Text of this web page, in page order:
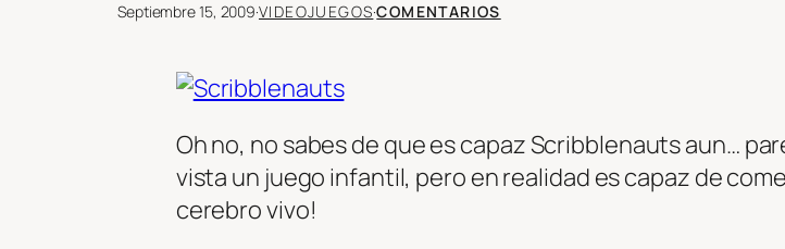
Septiembre 15, 2009·VIDEOJUEGOS·COMENTARIOS
Oh no, no sabes de que es capaz Scribblenauts aun…
vista un juego infantil, pero en realidad es capaz de
cerebro vivo!